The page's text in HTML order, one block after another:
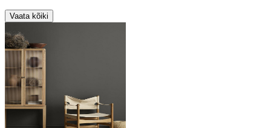
Vaata kõiki